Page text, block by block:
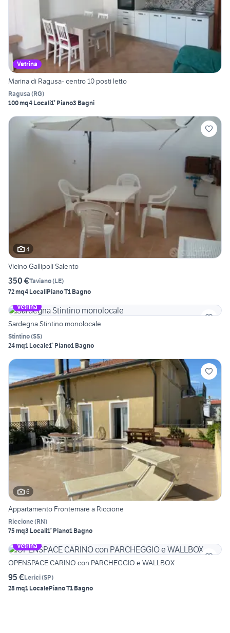
Vetrina
Marina di Ragusa- centro 10 posti letto
Ragusa (RG)
100 mq4 Locali1° Piano3 Bagni
4
Vicino Gallipoli Salento
350 €Taviano(LE)
72 mq4 LocaliPiano T1 Bagno
Vetrina
Sardegna Stintino monolocale
Stintino(SS)
24 mq1 Locale1° Piano1 Bagno
6
Appartamento Frontemare a Riccione
Riccione(RN)
75 mq3 Locali1° Piano1 Bagno
Vetrina
OPENSPACE CARINO con PARCHEGGIO e WALLBOX
95 €Lerici(SP)
28 mq1 LocalePiano T1 Bagno